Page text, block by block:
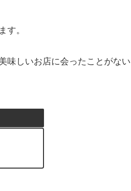
しいお店に会ったことがない